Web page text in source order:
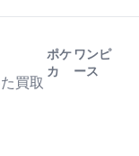
買取
ポケ
カ
ワンピ
ース